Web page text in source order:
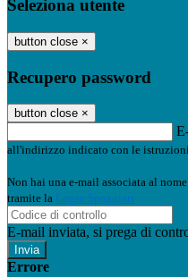
Seleziona utente
button close ×
Recupero password
button close ×
all'indirizzo indicato con le istruzioni
Non hai una e-mail associata al
tramite la Login Spaggiari
E-mail inviata, si prega di
Errore